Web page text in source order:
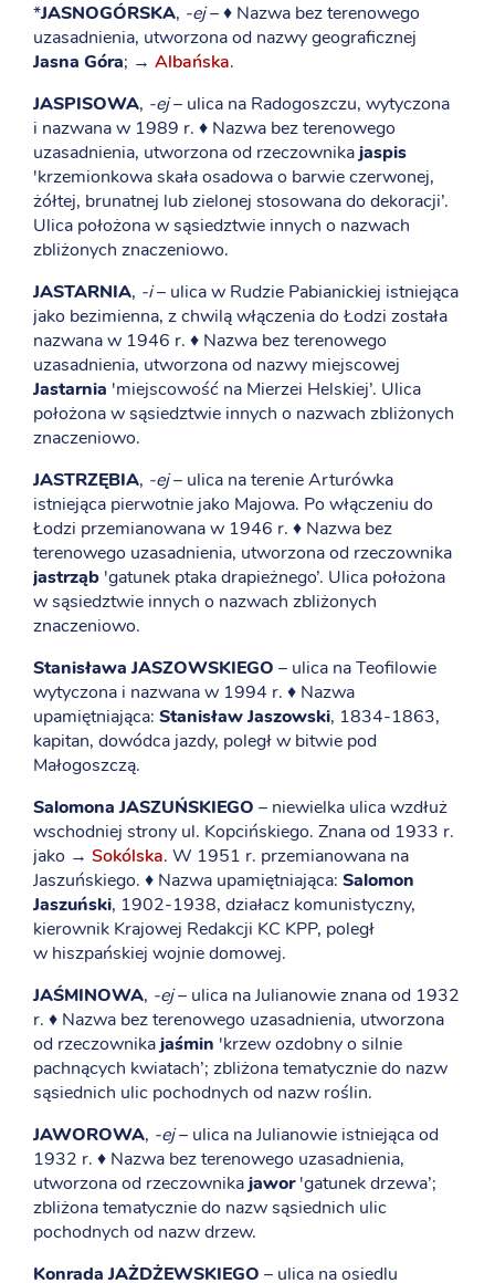
*JASNOGÓRSKA, -ej– ♦ Nazwa bez terenowego
uzasadnienia, utworzona od nazwy geograficznej
Jasna Góra; → Albańska.
JASPISOWA, -ej– ulica na Radogoszczu, wytyczona
i nazwana w 1989 r. ♦ Nazwa bez terenowego
uzasadnienia, utworzona od rzeczownikajaspis
'krzemionkowa skała osadowa o barwie czerwonej,
żółtej, brunatnej lub zielonej stosowana do dekoracji’.
Ulica położona w sąsiedztwie innych o nazwach
zbliżonych znaczeniowo.
JASTARNIA, -i– ulica w Rudzie Pabianickiej istniejąca
jako bezimienna, z chwilą włączenia do Łodzi została
nazwana w 1946 r. ♦ Nazwa bez terenowego
uzasadnienia, utworzona od nazwy miejscowej
Jastarnia 'miejscowość na Mierzei Helskiej’. Ulica
położona w sąsiedztwie innych o nazwach zbliżonych
znaczeniowo.
JASTRZĘBIA, -ej– ulica na terenie Arturówka
istniejąca pierwotnie jako Majowa. Po włączeniu do
Łodzi przemianowana w 1946 r. ♦ Nazwa bez
terenowego uzasadnienia, utworzona od rzeczownika
jastrząb 'gatunek ptaka drapieżnego’. Ulica położona
w sąsiedztwie innych o nazwach zbliżonych
znaczeniowo.
Stanisława JASZOWSKIEGO – ulica na Teofilowie
wytyczona i nazwana w 1994 r. ♦ Nazwa
upamiętniająca: Stanisław Jaszowski, 1834-1863,
kapitan, dowódca jazdy, poległ w bitwie pod
Małogoszczą.
Salomona JASZUŃSKIEGO – niewielka ulica wzdłuż
wschodniej strony ul. Kopcińskiego. Znana od 1933 r.
jako → Sokólska. W 1951 r. przemianowana na
Jaszuńskiego. ♦ Nazwa upamiętniająca: Salomon
Jaszuński, 1902-1938, działacz komunistyczny,
kierownik Krajowej Redakcji KC KPP, poległ
w hiszpańskiej wojnie domowej.
JAŚMINOWA, -ej– ulica na Julianowie znana od 1932
r. ♦ Nazwa bez terenowego uzasadnienia, utworzona
od rzeczownikajaśmin 'krzew ozdobny o silnie
pachnących kwiatach’; zbliżona tematycznie do nazw
sąsiednich ulic pochodnych od nazw roślin.
JAWOROWA, -ej– ulica na Julianowie istniejąca od
1932 r. ♦ Nazwa bez terenowego uzasadnienia,
utworzona od rzeczownikajawor'gatunek drzewa’;
zbliżona tematycznie do nazw sąsiednich ulic
pochodnych od nazw drzew.
Konrada JAŻDŻEWSKIEGO – ulica na osiedlu